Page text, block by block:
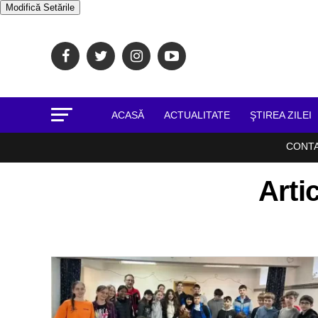
Modifică Setările
ACASĂ ACTUALITATE ŞTIREA ZILEI